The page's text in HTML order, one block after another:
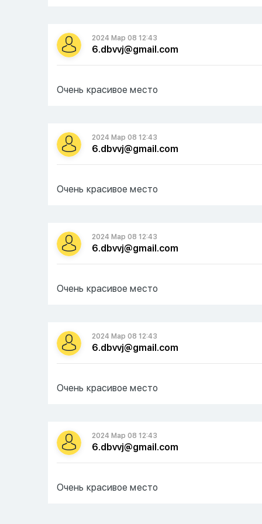
2024 Мар 08 12:43
6.dbvvj@gmail.com
Очень красивое место
2024 Мар 08 12:43
6.dbvvj@gmail.com
Очень красивое место
2024 Мар 08 12:43
6.dbvvj@gmail.com
Очень красивое место
2024 Мар 08 12:43
6.dbvvj@gmail.com
Очень красивое место
2024 Мар 08 12:43
6.dbvvj@gmail.com
Очень красивое место